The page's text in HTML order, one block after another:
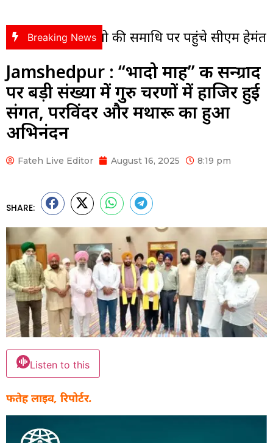
Breaking News
महतो की समाधि पर पहुंचे सीएम हेमंत सोरेन,
Jamshedpur : “भादो माह” की सन्ग्राद
पर बड़ी संख्या में गुरु चरणों में हाजिर हुई
संगत, परविंदर और मथारू का हुआ
अभिनंदन
Fateh Live Editor August 16, 2025 8:19 pm
SHARE:
Listen to this
फतेह लाइव, रिपोर्टर.